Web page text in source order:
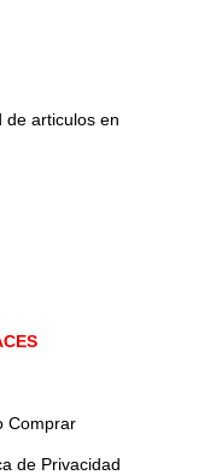
de articulos en
Comprar
de Privacidad